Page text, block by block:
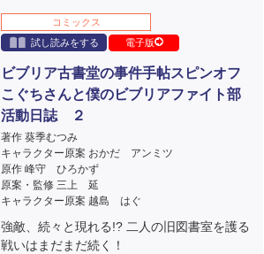
コミックス
試し読みをする
電子版
ビブリア古書堂の事件手帖スピンオフ
こぐちさんと僕のビブリアファイト部
活動日誌 ２
著作 葵季むつみ
キャラクター原案 おかだ アンミツ
原作 峰守 ひろかず
原案・監修 三上 延
キャラクター原案 越島 はぐ
強敵、続々と現れる!? 二人の旧図書室を護る
戦いはまだまだ続く！